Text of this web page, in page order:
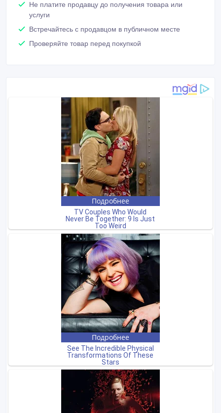
Не платите продавцу до получения товара или
услуги
Встречайтесь с продавцом в публичном месте
Проверяйте товар перед покупкой